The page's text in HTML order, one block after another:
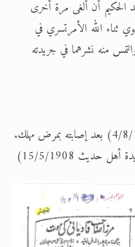
الحكيم أن ألغى مرة أخرى
ثناء الله الأمرتسري في
والتمس منه نشرهما في جريدته